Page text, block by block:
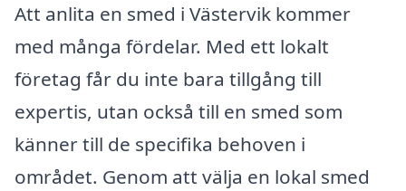
Att anlita en smed i Västervik kommer
med många fördelar. Med ett lokalt
företag får du inte bara tillgång till
expertis, utan också till en smed som
känner till de specifika behoven i
området. Genom att välja en lokal smed